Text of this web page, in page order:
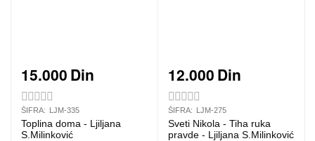
15.000 Din
ŠIFRA: LJM-335
Toplina doma - Ljiljana
S.Milinković
12.000 Din
ŠIFRA: LJM-275
Sveti Nikola - Tiha ruka
pravde - Ljiljana S.Milinković